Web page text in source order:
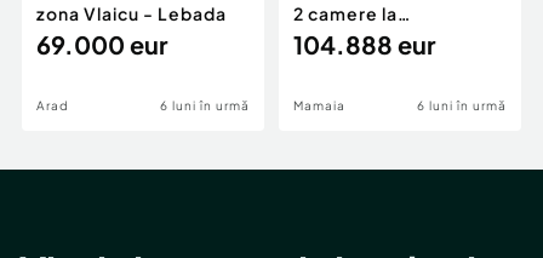
zona Vlaicu - Lebada
69.000 eur
Arad 6 luni în urmă
2 camere la
cheie,langa Mega
104.888 eur
Mamaia 6 luni în urmă